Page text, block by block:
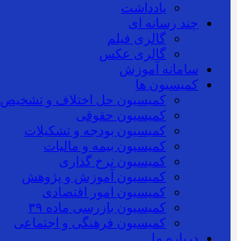
یادداشت
چند رسانه ای
گالری فیلم
گالری عکس
سامانه آموزش
کمیسیون ها
کمیسیون حل اختلاف و تشخیص
کمیسیون حقوقی
کمیسیون بودجه و تشکیلات
کمیسیون بیمه و مالیات
کمیسیون نرخ گذاری
کمیسیون آموزش و پژوهش
کمیسیون امور اقتصادی
کمیسیون بازرسی ماده ۳۹
کمیسیون فرهنگی و اجتماعی
درباره ما